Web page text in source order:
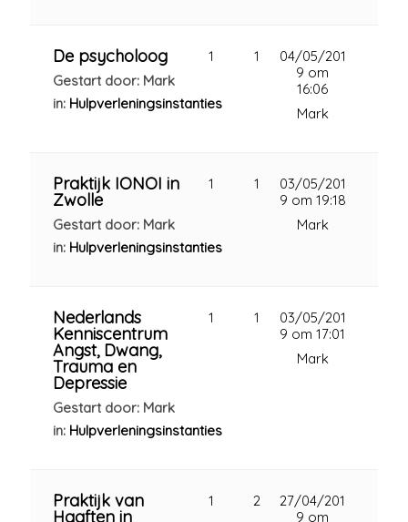
De psycholoog
Gestart door: Mark
in: Hulpverleningsinstanties
1 1
04/05/201
9 om
16:06
Mark
Praktijk IONOI in
Zwolle
Gestart door: Mark
in: Hulpverleningsinstanties
1 1
03/05/201
9 om 19:18
Mark
Nederlands
Kenniscentrum
Angst, Dwang,
Trauma en
Depressie
Gestart door: Mark
in: Hulpverleningsinstanties
1 1
03/05/201
9 om 17:01
Mark
Praktijk van
Haaften in
1 2
27/04/201
9 om